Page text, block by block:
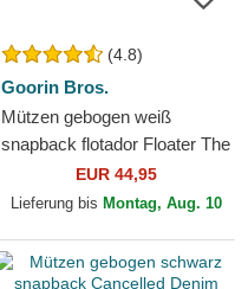
(4.8)
Goorin Bros.
Mützen gebogen weiß
snapback flotador Floater The
Farm Goorin Bros.
EUR 44,95
Lieferung bis Montag, Aug. 10